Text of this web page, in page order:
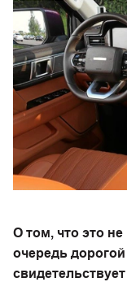
О том, что это
очередь